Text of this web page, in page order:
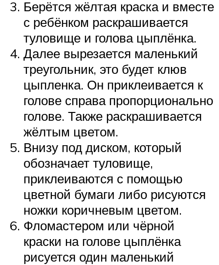
Берётся жёлтая краска и вместе
с ребёнком раскрашивается
туловище и голова цыплёнка.
Далее вырезается маленький
треугольник, это будет клюв
цыпленка. Он приклеивается к
голове справа пропорционально
голове. Также раскрашивается
жёлтым цветом.
Внизу под диском, который
обозначает туловище,
приклеиваются с помощью
цветной бумаги либо рисуются
ножки коричневым цветом.
Фломастером или чёрной
краски на голове цыплёнка
рисуется один маленький